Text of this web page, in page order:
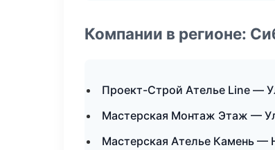
Компании в регионе:
Проект-Строй Ателье Line —
Мастерская Монтаж Этаж —
Мастерская Ателье Камень —